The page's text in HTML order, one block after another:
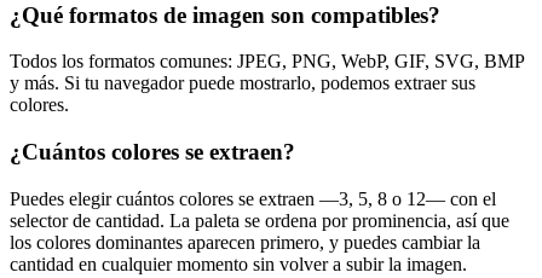
¿Qué formatos de imagen son compatibles?
Todos los formatos comunes: JPEG, PNG, WebP, GIF, SVG, BMP
y más. Si tu navegador puede mostrarlo, podemos extraer sus
colores.
¿Cuántos colores se extraen?
Puedes elegir cuántos colores se extraen —3, 5, 8 o 12— con el
selector de cantidad. La paleta se ordena por prominencia, así que
los colores dominantes aparecen primero, y puedes cambiar la
cantidad en cualquier momento sin volver a subir la imagen.